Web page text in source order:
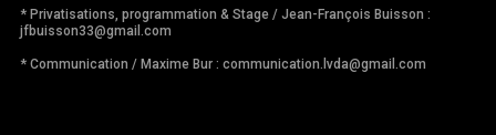
* Privatisations, programmation & Stage / Jean-François Buisson :
jfbuisson33@gmail.com
* Communication / Maxime Bur : communication.lvda@gmail.com